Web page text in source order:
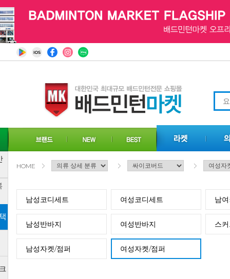
HOME
남성코디세트 여성코디세트 남
남성반바지 여성반바지 스
남성자켓/점퍼 여성자켓/점퍼